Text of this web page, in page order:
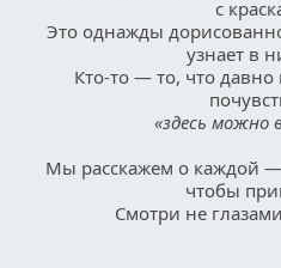
с
Это однажды
узнает в
Кто-то — то, что давно
«здесь можно
Мы расскажем о каждой
чтобы
Смотри не